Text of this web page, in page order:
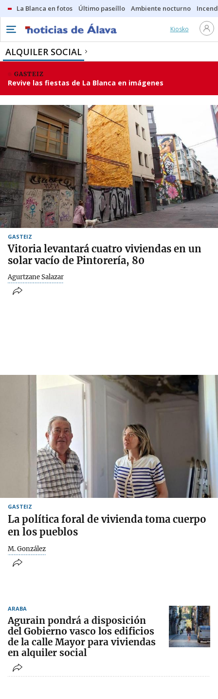
La Blanca en fotos Último paseíllo Ambiente nocturno
Kiosko
ALQUILER SOCIAL
GASTEIZ
Revive las fiestas de La Blanca en imágenes
GASTEIZ
Vitoria levantará cuatro viviendas en un
solar vacío de Pintorería, 80
Agurtzane Salazar
GASTEIZ
La política foral de vivienda toma cuerpo
en los pueblos
M. González
ARABA
Agurain pondrá a disposición
del Gobierno vasco los edificios
de la calle Mayor para viviendas
en alquiler social